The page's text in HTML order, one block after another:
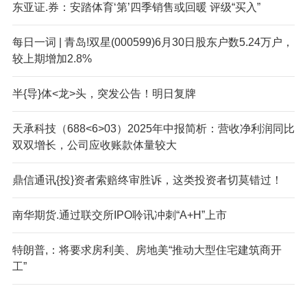
东亚证.券：安踏体育‘第’四季销售或回暖 评级“买入”
每日一词 | 青岛!双星(000599)6月30日股东户数5.24万户，
较上期增加2.8%
半{导}体<龙>头，突发公告！明日复牌
天承科技（688<6>03）2025年中报简析：营收净利润同比
双双增长，公司应收账款体量较大
鼎信通讯{投}资者索赔终审胜诉，这类投资者切莫错过！
南华期货.通过联交所IPO聆讯冲刺“A+H”上市
特朗普,：将要求房利美、房地美“推动大型住宅建筑商开
工”